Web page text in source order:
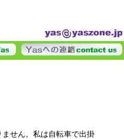
せん。私は自転車で出掛